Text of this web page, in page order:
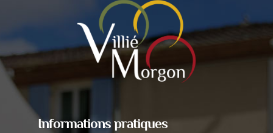
Informations pratiques